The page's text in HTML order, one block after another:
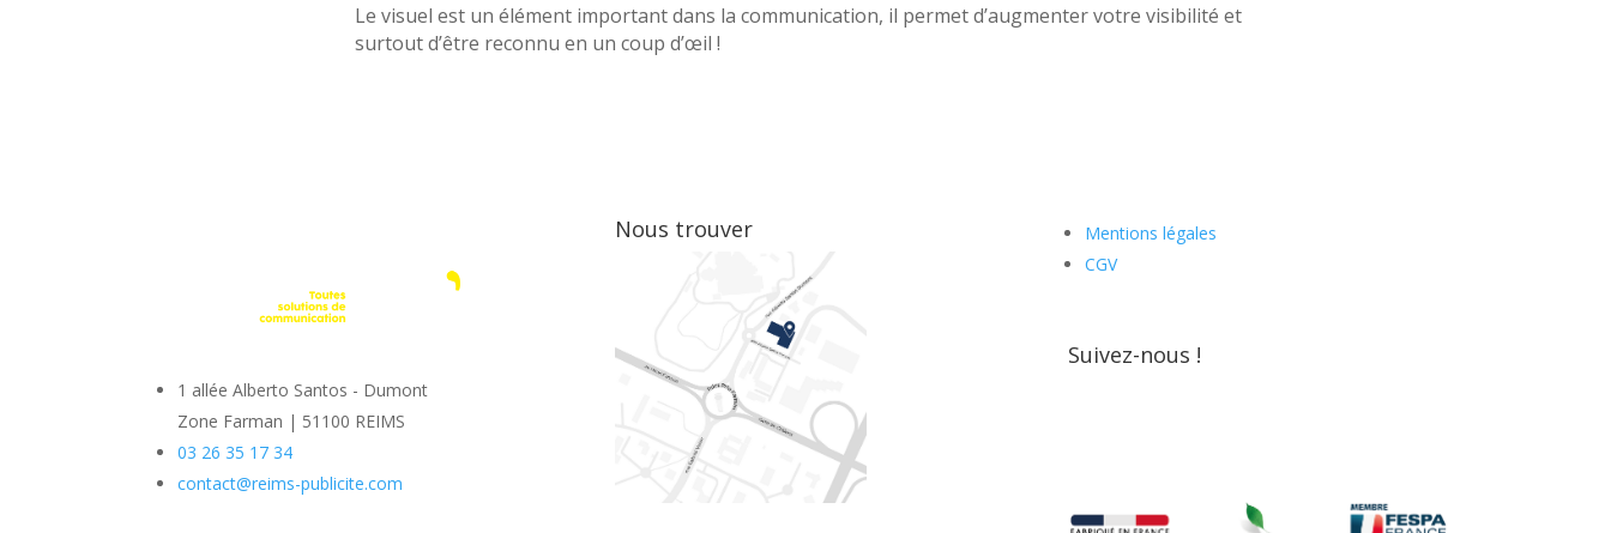
Le visuel est un élément important dans la communication, il permet d’augmenter votre visibilité et
surtout d’être reconnu en un coup d’œil !
1 allée Alberto Santos - Dumont
Zone Farman | 51100 REIMS
03 26 35 17 34
contact@reims-publicite.com
Nous trouver
Mentions légales
CGV
Suivez-nous !